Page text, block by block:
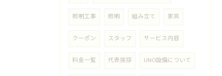
照明工事 照明 組み立て 家具
クーポン スタッフ サービス内容
料金一覧 代表挨拶 UNO設備について